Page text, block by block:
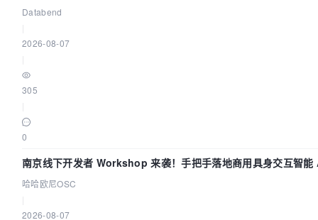
Databend
2026-08-07
305
0
南京线下开发者 Workshop 来袭！手把手落地商用具身交互智
哈哈欧尼OSC
2026-08-07